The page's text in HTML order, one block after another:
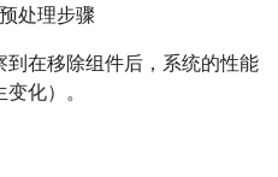
处理步骤
在移除组件后，系统的性能
化）。